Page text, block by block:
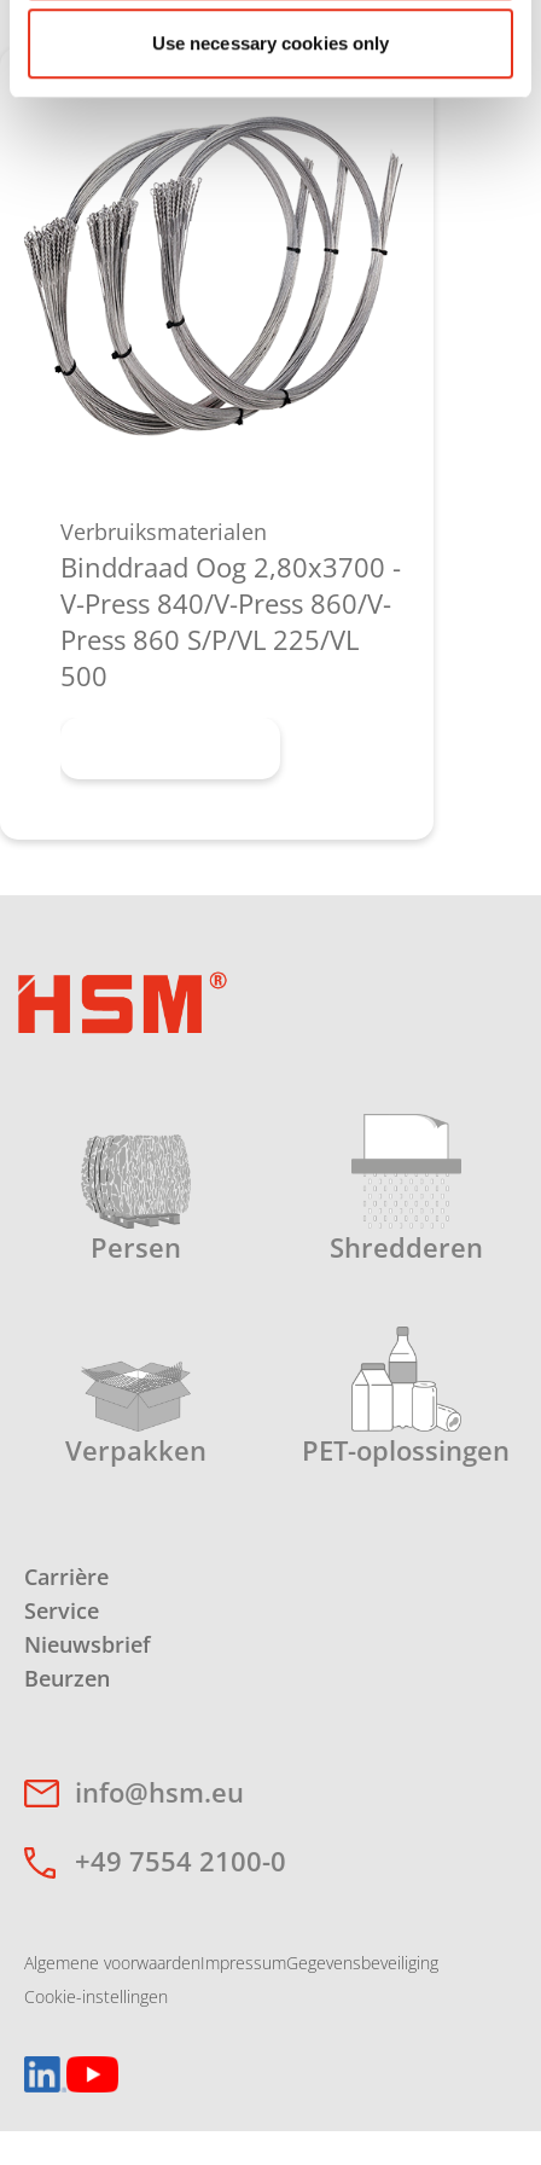
Use necessary cookies only
Verbruiksmaterialen
Binddraad Oog 2,80x3700 -
V-Press 840/V-Press 860/V-
Press 860 S/P/VL 225/VL
500
Persen Shredderen
Verpakken PET-oplossingen
Carrière
Service
Nieuwsbrief
Beurzen
info@hsm.eu
+49 7554 2100-0
Algemene voorwaardenImpressumGegevensbeveiliging
Cookie-instellingen